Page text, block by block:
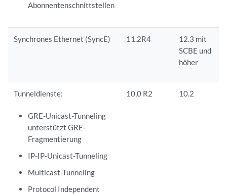
Abonnentenschnittstellen
Synchrones Ethernet (SyncE) 11.2R4
12.3 mit
SCBE und
höher
Tunneldienste:
GRE-Unicast-Tunneling
unterstützt GRE-
Fragmentierung
IP-IP-Unicast-Tunneling
Multicast-Tunneling
Protocol Independent
10,0 R2 10.2